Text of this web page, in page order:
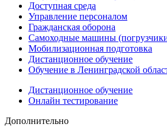
Доступная среда
Управление персоналом
Гражданская оборона
Самоходные машины
Мобилизационная подготовка
Дистанционное обучение
Обучение в Ленинградской
Дистанционное обучение
Онлайн тестирование
Дополнительно